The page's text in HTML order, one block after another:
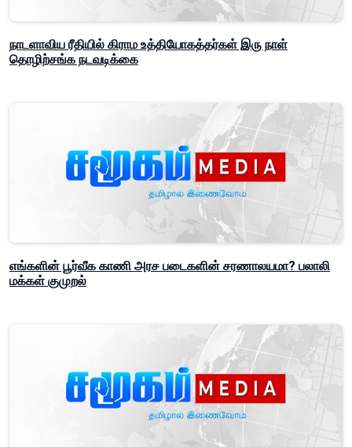
நாடளாவிய ரீதியில் கிராம உத்தியோகத்தர்கள் இரு நாள்
தொழிற்சங்க நடவடிக்கை
எங்களின் பூர்வீக காணி அரச படைகளின் சரணாலயமா? பலாலி
மக்கள் குமுறல்